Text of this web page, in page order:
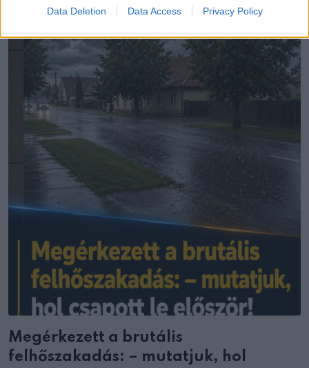
Data Deletion Data Access Privacy Policy
Megérkezett a brutális
felhőszakadás: – mutatjuk, hol